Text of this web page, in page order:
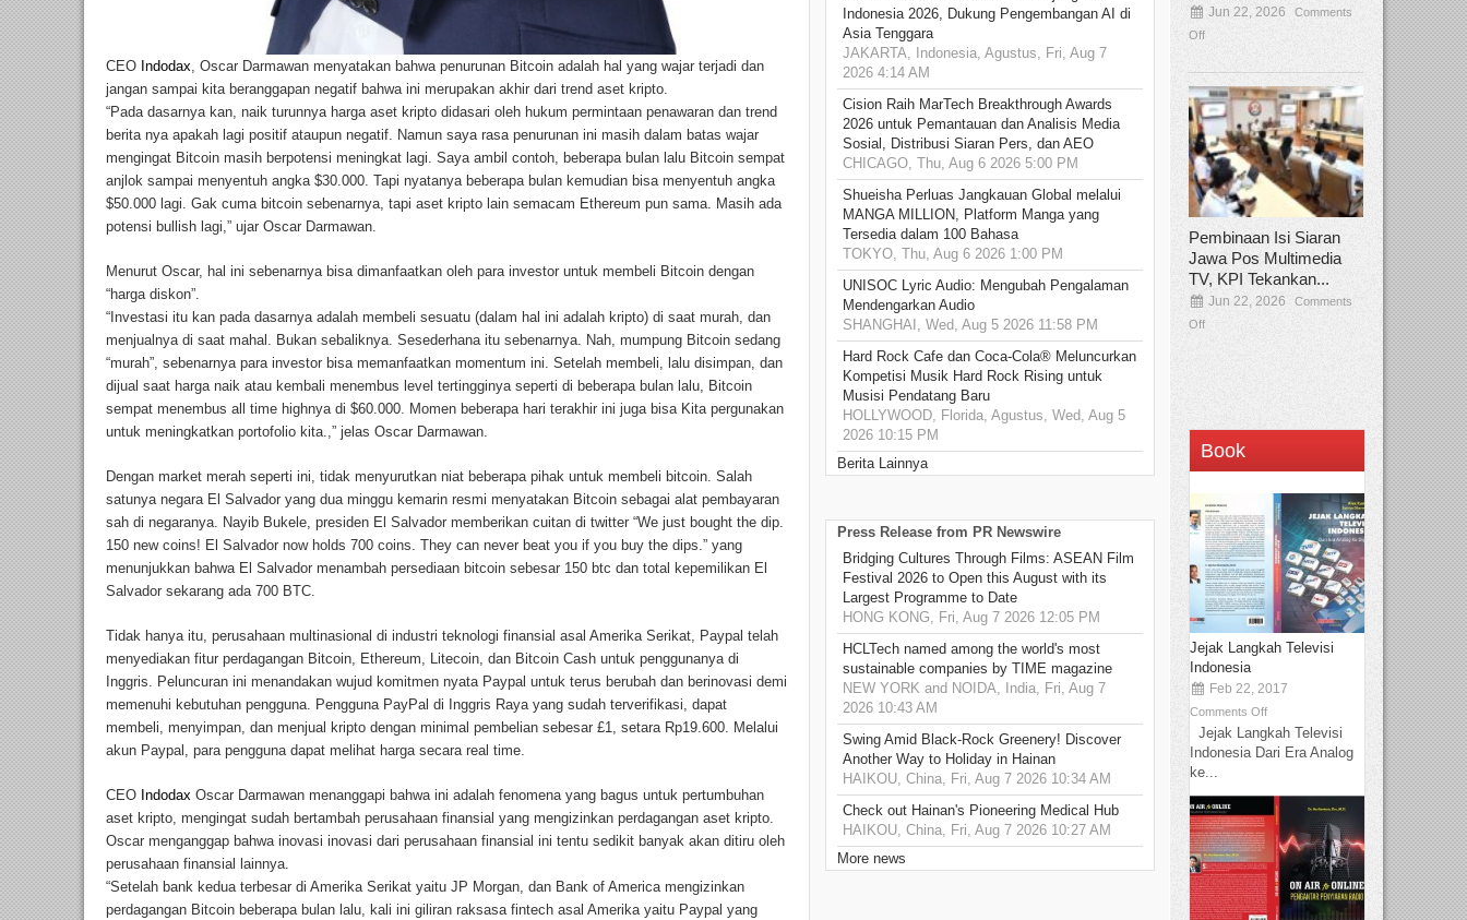
CEO Indodax, Oscar Darmawan menyatakan bahwa penurunan Bitcoin adalah hal yang wajar terjadi dan
jangan sampai kita beranggapan negatif bahwa ini merupakan akhir dari trend aset kripto.
“Pada dasarnya kan, naik turunnya harga aset kripto didasari oleh hukum permintaan penawaran dan trend
berita nya apakah lagi positif ataupun negatif. Namun saya rasa penurunan ini masih dalam batas wajar
mengingat Bitcoin masih berpotensi meningkat lagi. Saya ambil contoh, beberapa bulan lalu Bitcoin sempat
anjlok sampai menyentuh angka $30.000. Tapi nyatanya beberapa bulan kemudian bisa menyentuh angka
$50.000 lagi. Gak cuma bitcoin sebenarnya, tapi aset kripto lain semacam Ethereum pun sama. Masih ada
potensi bullish lagi,” ujar Oscar Darmawan.
Menurut Oscar, hal ini sebenarnya bisa dimanfaatkan oleh para investor untuk membeli Bitcoin dengan
“harga diskon”.
“Investasi itu kan pada dasarnya adalah membeli sesuatu (dalam hal ini adalah kripto) di saat murah, dan
menjualnya di saat mahal. Bukan sebaliknya. Sesederhana itu sebenarnya. Nah, mumpung Bitcoin sedang
“murah”, sebenarnya para investor bisa memanfaatkan momentum ini. Setelah membeli, lalu disimpan, dan
dijual saat harga naik atau kembali menembus level tertingginya seperti di beberapa bulan lalu, Bitcoin
sempat menembus all time highnya di $60.000. Momen beberapa hari terakhir ini juga bisa Kita pergunakan
untuk meningkatkan portofolio kita.,” jelas Oscar Darmawan.
Dengan market merah seperti ini, tidak menyurutkan niat beberapa pihak untuk membeli bitcoin. Salah
satunya negara El Salvador yang dua minggu kemarin resmi menyatakan Bitcoin sebagai alat pembayaran
sah di negaranya. Nayib Bukele, presiden El Salvador memberikan cuitan di twitter “We just bought the dip.
150 new coins! El Salvador now holds 700 coins. They can never beat you if you buy the dips.” yang
menunjukkan bahwa El Salvador menambah persediaan bitcoin sebesar 150 btc dan total kepemilikan El
Salvador sekarang ada 700 BTC.
Tidak hanya itu, perusahaan multinasional di industri teknologi finansial asal Amerika Serikat, Paypal telah
menyediakan fitur perdagangan Bitcoin, Ethereum, Litecoin, dan Bitcoin Cash untuk penggunanya di
Inggris. Peluncuran ini menandakan wujud komitmen nyata Paypal untuk terus berubah dan berinovasi demi
memenuhi kebutuhan pengguna. Pengguna PayPal di Inggris Raya yang sudah terverifikasi, dapat
membeli, menyimpan, dan menjual kripto dengan minimal pembelian sebesar £1, setara Rp19.600. Melalui
akun Paypal, para pengguna dapat melihat harga secara real time.
CEO Indodax Oscar Darmawan menanggapi bahwa ini adalah fenomena yang bagus untuk pertumbuhan
aset kripto, mengingat sudah bertambah perusahaan finansial yang mengizinkan perdagangan aset kripto.
Oscar menganggap bahwa inovasi inovasi dari perusahaan finansial ini tentu sedikit banyak akan ditiru oleh
perusahaan finansial lainnya.
“Setelah bank kedua terbesar di Amerika Serikat yaitu JP Morgan, dan Bank of America mengizinkan
perdagangan Bitcoin beberapa bulan lalu, kali ini giliran raksasa fintech asal Amerika yaitu Paypal yang
Indonesia 2026, Dukung Pengembangan AI di
Asia Tenggara
JAKARTA, Indonesia, Agustus, Fri, Aug 7
2026 4:14 AM
Cision Raih MarTech Breakthrough Awards
2026 untuk Pemantauan dan Analisis Media
Sosial, Distribusi Siaran Pers, dan AEO
CHICAGO, Thu, Aug 6 2026 5:00 PM
Shueisha Perluas Jangkauan Global melalui
MANGA MILLION, Platform Manga yang
Tersedia dalam 100 Bahasa
TOKYO, Thu, Aug 6 2026 1:00 PM
UNISOC Lyric Audio: Mengubah Pengalaman
Mendengarkan Audio
SHANGHAI, Wed, Aug 5 2026 11:58 PM
Hard Rock Cafe dan Coca-Cola® Meluncurkan
Kompetisi Musik Hard Rock Rising untuk
Musisi Pendatang Baru
HOLLYWOOD, Florida, Agustus, Wed, Aug 5
2026 10:15 PM
Berita Lainnya
Press Release from PR Newswire
Bridging Cultures Through Films: ASEAN Film
Festival 2026 to Open this August with its
Largest Programme to Date
HONG KONG, Fri, Aug 7 2026 12:05 PM
HCLTech named among the world's most
sustainable companies by TIME magazine
NEW YORK and NOIDA, India, Fri, Aug 7
2026 10:43 AM
Swing Amid Black‑Rock Greenery! Discover
Another Way to Holiday in Hainan
HAIKOU, China, Fri, Aug 7 2026 10:34 AM
Check out Hainan's Pioneering Medical Hub
HAIKOU, China, Fri, Aug 7 2026 10:27 AM
More news
Jun 22, 2026
Comments
Off
Pembinaan Isi Siaran
Jawa Pos Multimedia
TV, KPI Tekankan...
Jun 22, 2026
Comments
Off
Book
Jejak Langkah Televisi
Indonesia
Feb 22, 2017
Comments Off
Jejak Langkah Televisi
Indonesia Dari Era Analog
ke...